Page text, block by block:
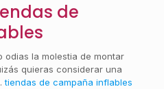
de
odias la molestia de montar
quieras considerar una
tiendas de campaña inflables